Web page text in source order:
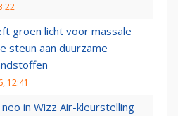
groen licht voor massale
steun aan duurzame
12:41
in Wizz Air-kleurstelling